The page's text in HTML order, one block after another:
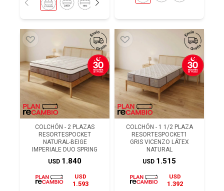
COLCHÓN - 2 PLAZAS
RESORTESPOCKET
NATURAL-BEIGE
IMPERIALE DUO SPRING
USD 1.840
USD
1.593
COLCHÓN - 1 1/2 PLAZA
RESORTESPOCKET1
GRIS VICENZO LÁTEX
NATURAL
USD 1.515
USD
1.392